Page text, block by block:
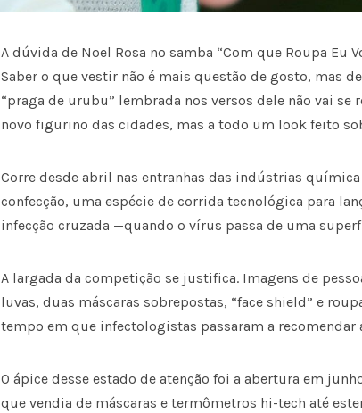
A dúvida de Noel Rosa no samba “Com que Roupa Eu
Saber o que vestir não é mais questão de gosto, mas
“praga de urubu” lembrada nos versos dele não vai
novo figurino das cidades, mas a todo um look feito
Corre desde abril nas entranhas das indústrias
confecção, uma espécie de corrida tecnológica para
infecção cruzada —quando o vírus passa de uma
A largada da competição se justifica. Imagens de
luvas, duas máscaras sobrepostas, “face shield” e
tempo em que infectologistas passaram a recomendar
O ápice desse estado de atenção foi a abertura em
que vendia de máscaras e termômetros hi-tech até